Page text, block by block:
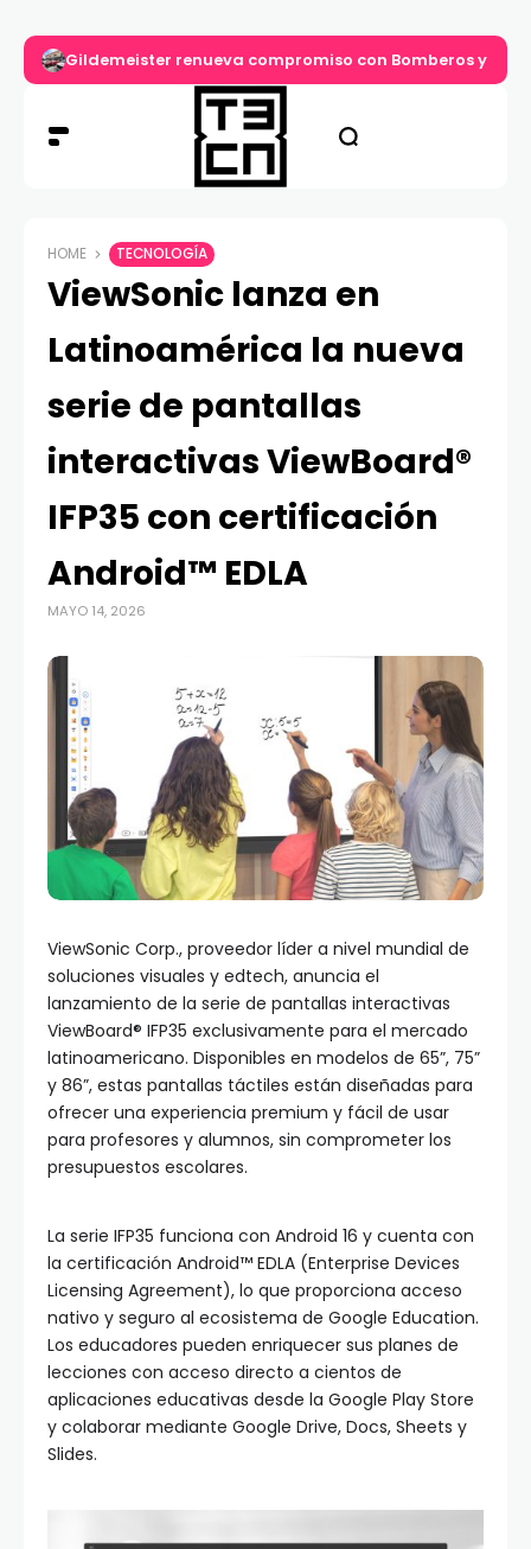
Gildemeister renueva compromiso con Bomberos y
HOME TECNOLOGÍA
ViewSonic lanza en
Latinoamérica la nueva
serie de pantallas
interactivas ViewBoard®
IFP35 con certificación
Android™ EDLA
MAYO 14, 2026
ViewSonic Corp., proveedor líder a nivel mundial de
soluciones visuales y edtech, anuncia el
lanzamiento de la serie de pantallas interactivas
ViewBoard® IFP35 exclusivamente para el mercado
latinoamericano. Disponibles en modelos de 65”, 75”
y 86”, estas pantallas táctiles están diseñadas para
ofrecer una experiencia premium y fácil de usar
para profesores y alumnos, sin comprometer los
presupuestos escolares.
La serie IFP35 funciona con Android 16 y cuenta con
la certificación Android™ EDLA (Enterprise Devices
Licensing Agreement), lo que proporciona acceso
nativo y seguro al ecosistema de Google Education.
Los educadores pueden enriquecer sus planes de
lecciones con acceso directo a cientos de
aplicaciones educativas desde la Google Play Store
y colaborar mediante Google Drive, Docs, Sheets y
Slides.